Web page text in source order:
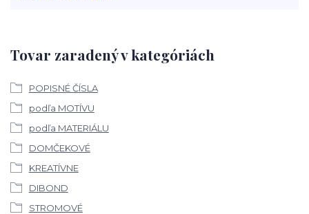
Tovar zaradený v kategóriách
POPISNÉ ČÍSLA
podľa MOTÍVU
podľa MATERIÁLU
DOMČEKOVÉ
KREATÍVNE
DIBOND
STROMOVÉ